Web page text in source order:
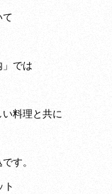
て
」では
料理と共に
す。
ト